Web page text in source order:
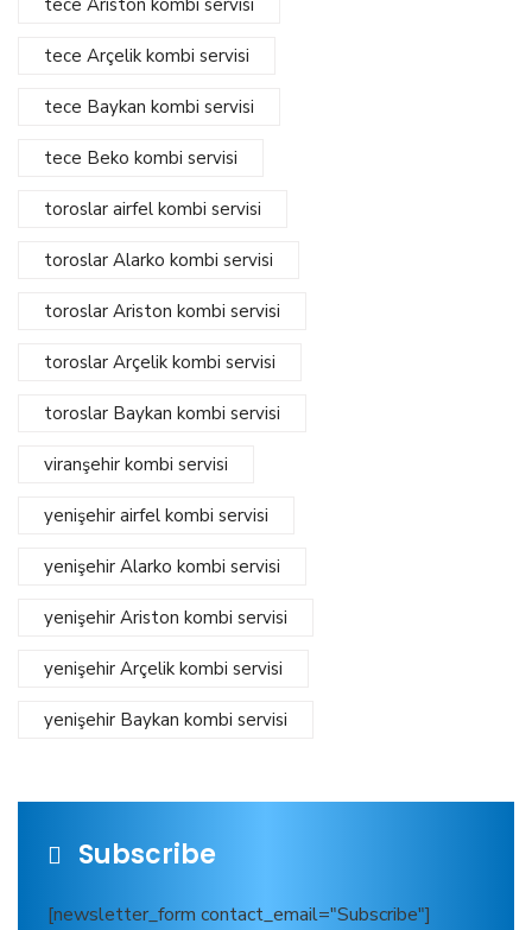
tece Ariston kombi servisi
tece Arçelik kombi servisi
tece Baykan kombi servisi
tece Beko kombi servisi
toroslar airfel kombi servisi
toroslar Alarko kombi servisi
toroslar Ariston kombi servisi
toroslar Arçelik kombi servisi
toroslar Baykan kombi servisi
viranşehir kombi servisi
yenişehir airfel kombi servisi
yenişehir Alarko kombi servisi
yenişehir Ariston kombi servisi
yenişehir Arçelik kombi servisi
yenişehir Baykan kombi servisi
Subscribe
[newsletter_form contact_email="Subscribe"]